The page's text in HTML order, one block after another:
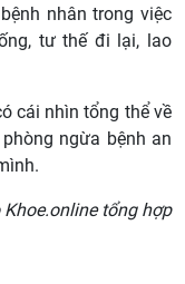
nhân trong việc
tư thế đi lại, lao
cái nhìn tổng thể về
ngừa bệnh an
Khoe.online tổng hợp